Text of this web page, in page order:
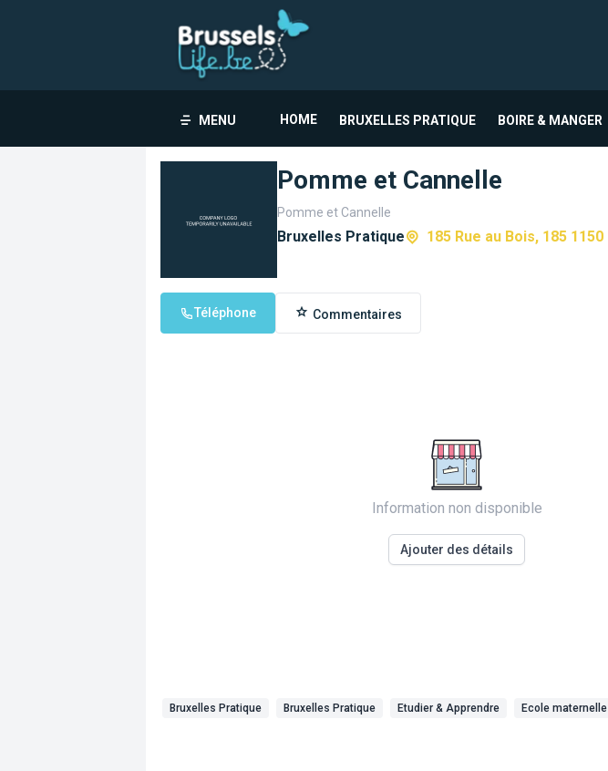
MENU HOME BRUXELLES PRATIQUE BOIRE & MANGER
Pomme et Cannelle
Pomme et Cannelle
Bruxelles Pratique 185 Rue au Bois, 185 1150
Téléphone Commentaires
Information non disponible
Ajouter des détails
Bruxelles Pratique Bruxelles Pratique Etudier & Apprendre Ecole maternelle